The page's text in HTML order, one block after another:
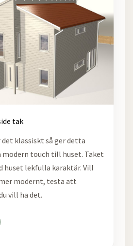
tak
det klassiskt så ger detta
modern touch till huset. Taket
huset lekfulla karaktär. Vill
modernt, testa att
vill ha det.